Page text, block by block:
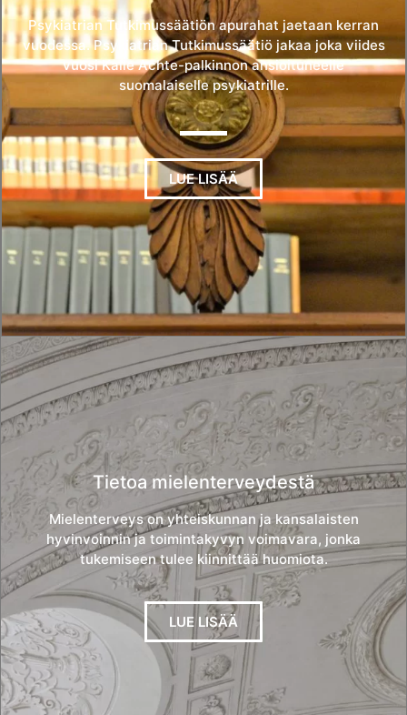
Psykiatrian Tutkimussäätiön apurahat jaetaan kerran
vuodessa. Psykiatrian Tutkimussäätiö jakaa joka viides
vuosi Kalle Achte-palkinnon ansioituneelle
suomalaiselle psykiatrille.
LUE LISÄÄ
Tietoa mielenterveydestä
Mielenterveys on yhteiskunnan ja kansalaisten
hyvinvoinnin ja toimintakyvyn voimavara, jonka
tukemiseen tulee kiinnittää huomiota.
LUE LISÄÄ